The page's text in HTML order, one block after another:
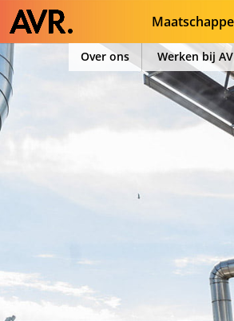
Over ons Werken bij